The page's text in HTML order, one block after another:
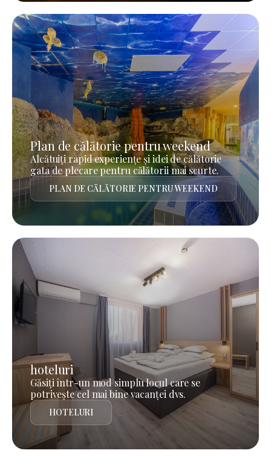
Plan de călătorie pentru weekend
Alcătuiți rapid experiențe și idei de călătorie
gata de plecare pentru călătorii mai scurte.
PLAN DE CĂLĂTORIE PENTRU WEEKEND
hoteluri
Găsiți într-un mod simplu locul care se
potrivește cel mai bine vacanței dvs.
HOTELURI